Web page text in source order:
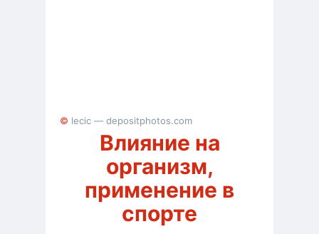
© lecic — depositphotos.com
Влияние на
организм,
применение в
спорте